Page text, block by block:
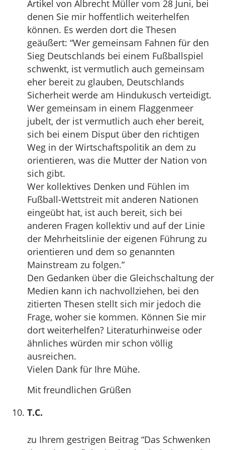
Artikel von Albrecht Müller vom 28 Juni, bei
denen Sie mir hoffentlich weiterhelfen
können. Es werden dort die Thesen
geäußert: “Wer gemeinsam Fahnen für den
Sieg Deutschlands bei einem Fußballspiel
schwenkt, ist vermutlich auch gemeinsam
eher bereit zu glauben, Deutschlands
Sicherheit werde am Hindukusch verteidigt.
Wer gemeinsam in einem Flaggenmeer
jubelt, der ist vermutlich auch eher bereit,
sich bei einem Disput über den richtigen
Weg in der Wirtschaftspolitik an dem zu
orientieren, was die Mutter der Nation von
sich gibt.
Wer kollektives Denken und Fühlen im
Fußball-Wettstreit mit anderen Nationen
eingeübt hat, ist auch bereit, sich bei
anderen Fragen kollektiv und auf der Linie
der Mehrheitslinie der eigenen Führung zu
orientieren und dem so genannten
Mainstream zu folgen.”
Den Gedanken über die Gleichschaltung der
Medien kann ich nachvollziehen, bei den
zitierten Thesen stellt sich mir jedoch die
Frage, woher sie kommen. Können Sie mir
dort weiterhelfen? Literaturhinweise oder
ähnliches würden mir schon völlig
ausreichen.
Vielen Dank für Ihre Mühe.
Mit freundlichen Grüßen
T.C.
zu Ihrem gestrigen Beitrag “Das Schwenken